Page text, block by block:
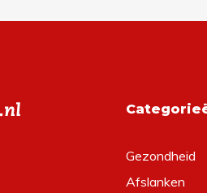
Gezondheid
Afslanken